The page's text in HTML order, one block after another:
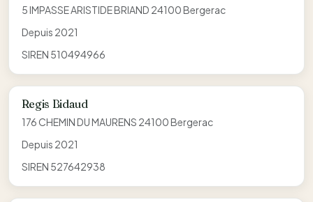
5 IMPASSE ARISTIDE BRIAND 24100 Bergerac
Depuis 2021
SIREN 510494966
Regis Bidaud
176 CHEMIN DU MAURENS 24100 Bergerac
Depuis 2021
SIREN 527642938